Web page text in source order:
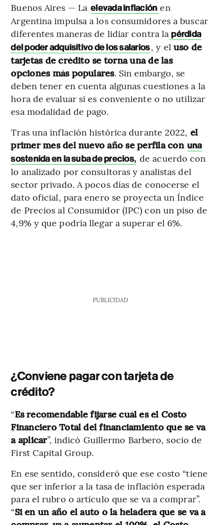
Buenos Aires — La elevada inflación en
Argentina impulsa a los consumidores a buscar
diferentes maneras de lidiar contra la pérdida
del poder adquisitivo de los salarios, y el uso de
tarjetas de crédito se torna una de las
opciones más populares. Sin embargo, se
deben tener en cuenta algunas cuestiones a la
hora de evaluar si es conveniente o no utilizar
esa modalidad de pago.
Tras una inflación histórica durante 2022, el
primer mes del nuevo año se perfila con una
sostenida en la suba de precios, de acuerdo con
lo analizado por consultoras y analistas del
sector privado. A pocos días de conocerse el
dato oficial, para enero se proyecta un Índice
de Precios al Consumidor (IPC) con un piso de
4,9% y que podría llegar a superar el 6%.
PUBLICIDAD
¿Conviene pagar con tarjeta de
crédito?
“Es recomendable fijarse cuál es el Costo
Financiero Total del financiamiento que se va
a aplicar”, indicó Guillermo Barbero, socio de
First Capital Group.
En ese sentido, consideró que ese costo “tiene
que ser inferior a la tasa de inflación esperada
para el rubro o artículo que se va a comprar”.
“Si en un año el auto o la heladera que se va a